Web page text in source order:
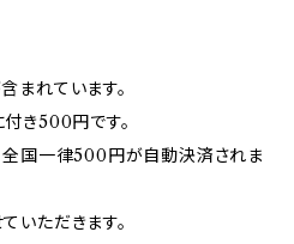
まれています。
き500円です。
全国一律500円が自動決済されま
いただきます。